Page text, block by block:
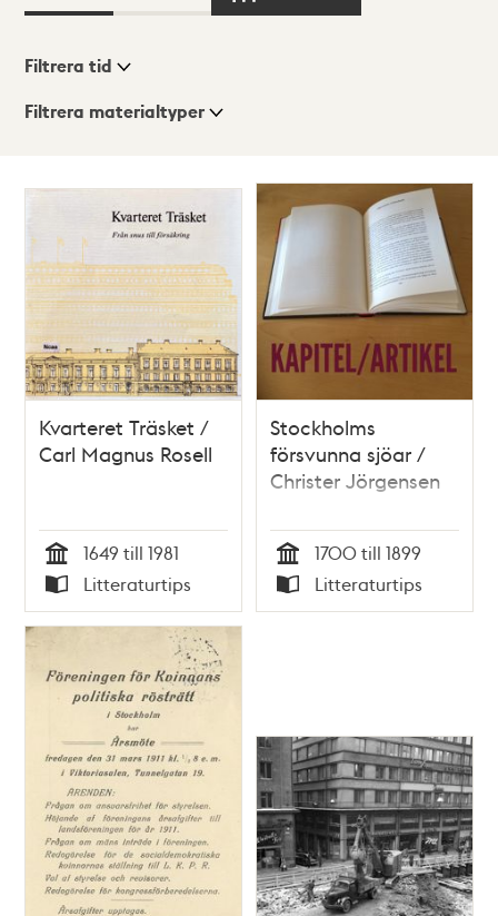
Visningsläge
Filtrera tid
Filtrera materialtyper
träffar
Kvarteret Träsket /
Carl Magnus Rosell
Tid
1649 till 1981
Typ
Litteraturtips
Stockholms
försvunna sjöar /
Christer Jörgensen
Tid
1700 till 1899
Typ
Litteraturtips